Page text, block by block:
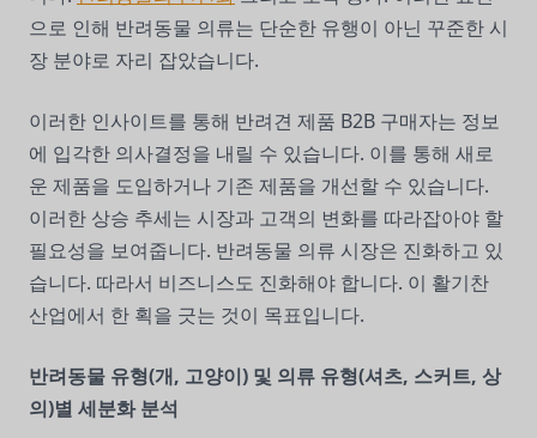
으로 인해 반려동물 의류는 단순한 유행이 아닌 꾸준한 시
장 분야로 자리 잡았습니다.
이러한 인사이트를 통해 반려견 제품 B2B 구매자는 정보
에 입각한 의사결정을 내릴 수 있습니다. 이를 통해 새로
운 제품을 도입하거나 기존 제품을 개선할 수 있습니다.
이러한 상승 추세는 시장과 고객의 변화를 따라잡아야 할
필요성을 보여줍니다. 반려동물 의류 시장은 진화하고 있
습니다. 따라서 비즈니스도 진화해야 합니다. 이 활기찬
산업에서 한 획을 긋는 것이 목표입니다.
반려동물 유형(개, 고양이) 및 의류 유형(셔츠, 스커트, 상
의)별 세분화 분석